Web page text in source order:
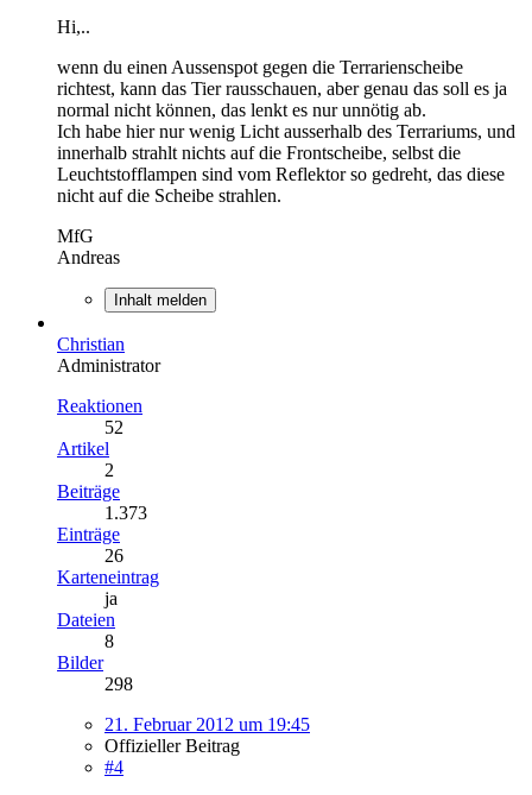
Hi,..
wenn du einen Aussenspot gegen die Terrarienscheibe
richtest, kann das Tier rausschauen, aber genau das soll es ja
normal nicht können, das lenkt es nur unnötig ab.
Ich habe hier nur wenig Licht ausserhalb des Terrariums, und
innerhalb strahlt nichts auf die Frontscheibe, selbst die
Leuchtstofflampen sind vom Reflektor so gedreht, das diese
nicht auf die Scheibe strahlen.
MfG
Andreas
Inhalt melden
Christian
Administrator
Reaktionen
52
Artikel
2
Beiträge
1.373
Einträge
26
Karteneintrag
ja
Dateien
8
Bilder
298
21. Februar 2012 um 19:45
Offizieller Beitrag
#4